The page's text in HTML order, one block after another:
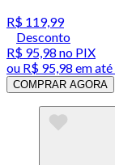
R$ 119,99
Desconto
R$ 95,98 no PIX
ou R$ 95,98 em até
COMPRAR AGORA